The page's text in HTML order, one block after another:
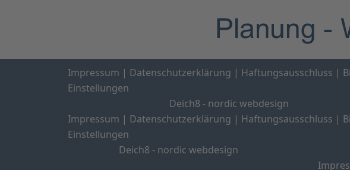
Impressum | Datenschutzerklärung | Haftungsausschluss |
Einstellungen
Deich8 - nordic webdesign
Impressum | Datenschutzerklärung | Haftungsausschluss |
Einstellungen
Deich8 - nordic webdesign